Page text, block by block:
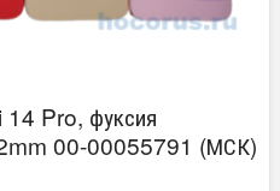
14 Pro, фуксия
00-00055791 (МСК)